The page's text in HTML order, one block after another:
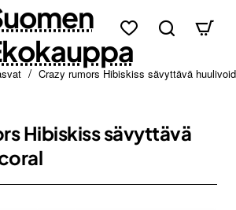
Crazy rumors Hibiskiss sävyttävä
Hibiskiss sävyttävä